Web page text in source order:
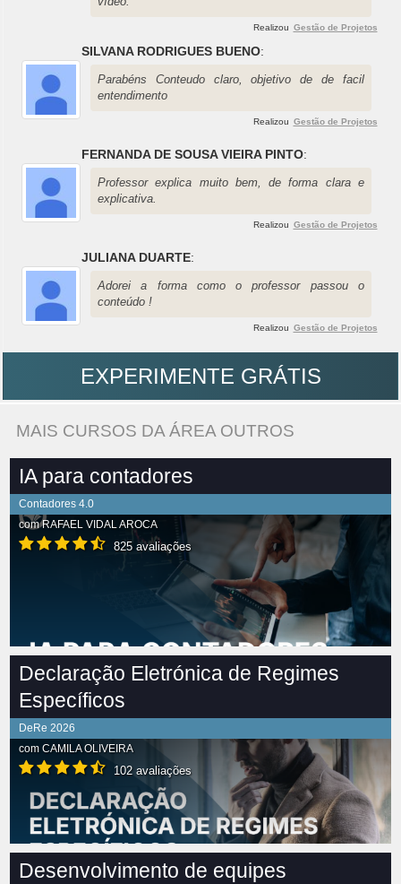
Realizou Gestão de Projetos
SILVANA RODRIGUES BUENO:
Parabéns Conteudo claro, objetivo de de facil
entendimento
Realizou Gestão de Projetos
FERNANDA DE SOUSA VIEIRA PINTO:
Professor explica muito bem, de forma clara e
explicativa.
Realizou Gestão de Projetos
JULIANA DUARTE:
Adorei a forma como o professor passou o
conteúdo !
Realizou Gestão de Projetos
EXPERIMENTE GRÁTIS
MAIS CURSOS DA ÁREA OUTROS
IA para contadores
Contadores 4.0
comRAFAEL VIDAL AROCA
825 avaliações
Declaração Eletrónica de Regimes
Específicos
DeRe 2026
com CAMILA OLIVEIRA
102 avaliações
Desenvolvimento de equipes